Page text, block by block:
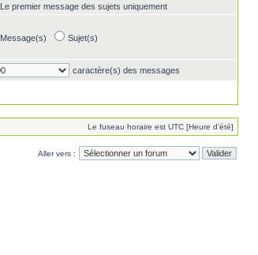
Le premier message des sujets uniquement
Message(s) Sujet(s)
caractère(s) des messages
Le fuseau horaire est UTC [Heure d’été]
Aller vers :